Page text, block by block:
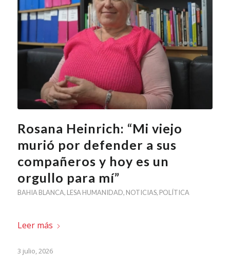
Rosana Heinrich: “Mi viejo
murió por defender a sus
compañeros y hoy es un
orgullo para mí”
BAHIA BLANCA, LESA HUMANIDAD, NOTICIAS, POLÍTICA
Leer más
3 julio, 2026